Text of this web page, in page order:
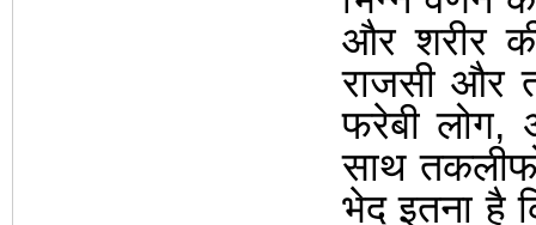
और शरीर
राजसी और
फरेबी लोग,
साथ
भेद इतना है